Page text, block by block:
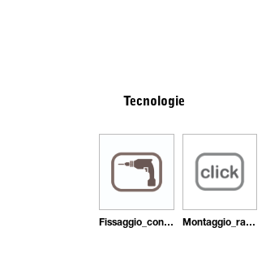
Tecnologie
Fissaggio_con_tasselli Montaggio_rapido